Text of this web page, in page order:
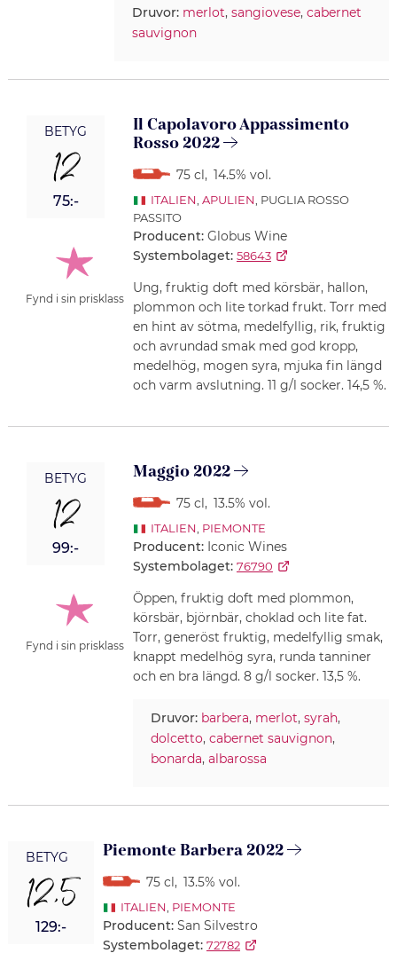
Druvor: merlot, sangiovese, cabernet
sauvignon
BETYG
12
75:-
Fynd i sin prisklass
Il Capolavoro Appassimento
Rosso 2022
75 cl, 14.5% vol.
ITALIEN APULIEN , PUGLIA ROSSO
PASSITO
Producent: Globus Wine
Systembolaget: 58643
Ung, fruktig doft med körsbär, hallon,
plommon och lite torkad frukt. Torr med
en hint av sötma, medelfyllig, rik, fruktig
och avrundad smak med god kropp,
medelhög, mogen syra, mjuka fin längd
och varm avslutning. 11 g/l socker. 14,5 %.
BETYG
12
99:-
Fynd i sin prisklass
Maggio 2022
75 cl, 13.5% vol.
ITALIEN PIEMONTE
Producent: Iconic Wines
Systembolaget: 76790
Öppen, fruktig doft med plommon,
körsbär, björnbär, choklad och lite fat.
Torr, generöst fruktig, medelfyllig smak,
knappt medelhög syra, runda tanniner
och en bra längd. 8 g/l socker. 13,5 %.
Druvor: barbera, merlot, syrah,
dolcetto, cabernet sauvignon,
bonarda, albarossa
BETYG
12,5
129:-
Piemonte Barbera 2022
75 cl, 13.5% vol.
ITALIEN PIEMONTE
Producent: San Silvestro
Systembolaget: 72782